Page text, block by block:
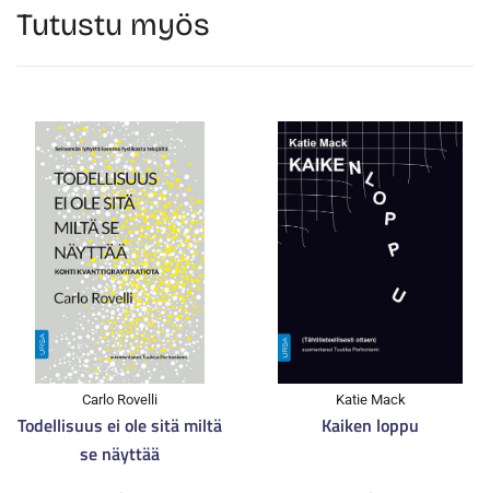
Tutustu myös
Carlo Rovelli
Todellisuus ei ole sitä miltä
se näyttää
Katie Mack
Kaiken loppu